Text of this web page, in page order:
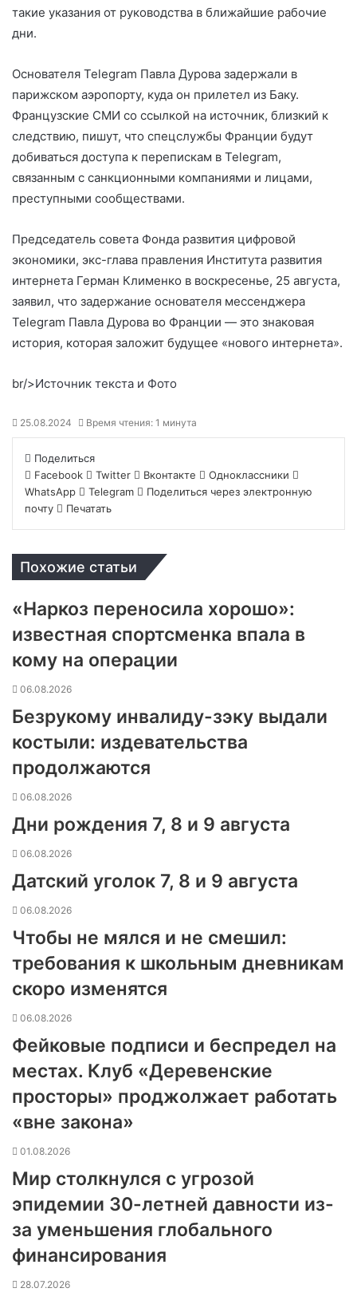
такие указания от руководства в ближайшие рабочие
дни.
Основателя Telegram Павла Дурова задержали в
парижском аэропорту, куда он прилетел из Баку.
Французские СМИ со ссылкой на источник, близкий к
следствию, пишут, что спецслужбы Франции будут
добиваться доступа к перепискам в Telegram,
связанным с санкционными компаниями и лицами,
преступными сообществами.
Председатель совета Фонда развития цифровой
экономики, экс-глава правления Института развития
интернета Герман Клименко в воскресенье, 25 августа,
заявил, что задержание основателя мессенджера
Telegram Павла Дурова во Франции — это знаковая
история, которая заложит будущее «нового интернета».
br/>Источник текста и Фото
25.08.2024 Время чтения: 1 минута
Поделиться
Facebook
Twitter Вконтакте
Одноклассники
WhatsApp
Telegram
Поделиться через электронную
почту
Печатать
Похожие статьи
«Наркоз переносила хорошо»:
известная спортсменка впала в
кому на операции
06.08.2026
Безрукому инвалиду-зэку выдали
костыли: издевательства
продолжаются
06.08.2026
Дни рождения 7, 8 и 9 августа
06.08.2026
Датский уголок 7, 8 и 9 августа
06.08.2026
Чтобы не мялся и не смешил:
требования к школьным дневникам
скоро изменятся
06.08.2026
Фейковые подписи и беспредел на
местах. Клуб «Деревенские
просторы» проджолжает работать
«вне закона»
01.08.2026
Мир столкнулся с угрозой
эпидемии 30-летней давности из-
за уменьшения глобального
финансирования
28.07.2026